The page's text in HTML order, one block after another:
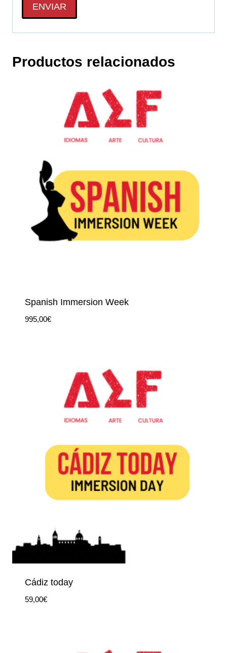
Productos relacionados
Spanish Immersion Week
995,00€
Cádiz today
59,00€